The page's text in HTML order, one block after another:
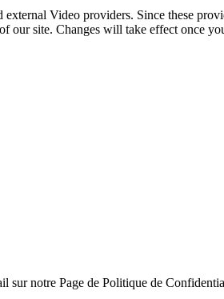
Video providers. Since these
our site. Changes will take effect once
sur notre Page de Politique de